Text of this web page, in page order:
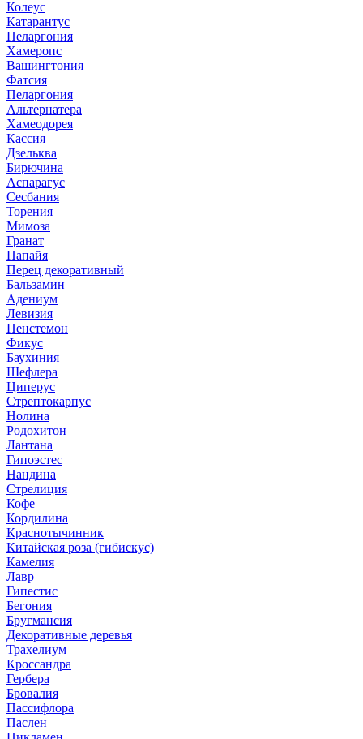
Колеус
Катарантус
Пеларгония
Хамеропс
Вашингтония
Фатсия
Пеларгония
Альтернатера
Хамеодорея
Кассия
Дзельква
Бирючина
Аспарагус
Сесбания
Торения
Мимоза
Гранат
Папайя
Перец декоративный
Бальзамин
Адениум
Левизия
Пенстемон
Фикус
Баухиния
Шефлера
Циперус
Стрептокарпус
Нолина
Родохитон
Лантана
Гипоэстес
Нандина
Стрелиция
Кофе
Кордилина
Краснотычинник
Китайская роза (гибискус)
Камелия
Лавр
Гипестис
Бегония
Бругмансия
Декоративные деревья
Трахелиум
Кроссандра
Гербера
Бровалия
Пассифлора
Паслен